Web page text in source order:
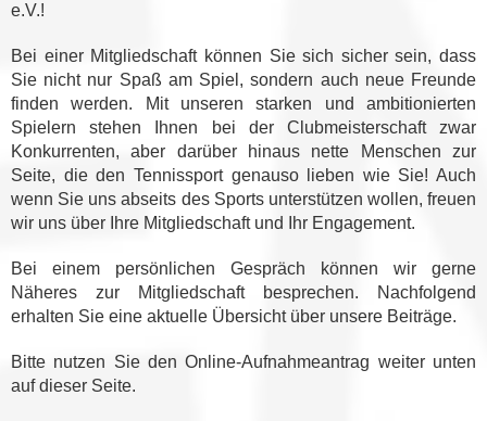
e.V.!
Bei einer Mitgliedschaft können Sie sich sicher sein, dass
Sie nicht nur Spaß am Spiel, sondern auch neue Freunde
finden werden. Mit unseren starken und ambitionierten
Spielern stehen Ihnen bei der Clubmeisterschaft zwar
Konkurrenten, aber darüber hinaus nette Menschen zur
Seite, die den Tennissport genauso lieben wie Sie! Auch
wenn Sie uns abseits des Sports unterstützen wollen, freuen
wir uns über Ihre Mitgliedschaft und Ihr Engagement.
Bei einem persönlichen Gespräch können wir gerne
Näheres zur Mitgliedschaft besprechen. Nachfolgend
erhalten Sie eine aktuelle Übersicht über unsere Beiträge.
Bitte nutzen Sie den Online-Aufnahmeantrag weiter unten
auf dieser Seite.